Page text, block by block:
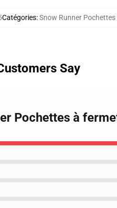
Catégories:Snow Runner
Say
Pochettes à